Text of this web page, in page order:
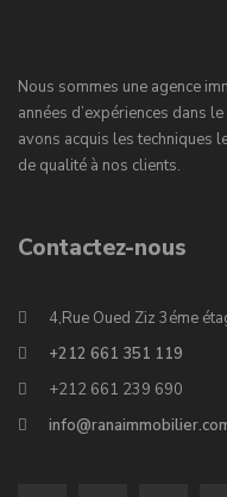
Nous sommes une agence
années d’expériences dans
avons acquis les techniques
de qualité à nos clients.
Contactez-nous
4,Rue Oued Ziz 3éme
+212 661 351 119
+212 661 239 690